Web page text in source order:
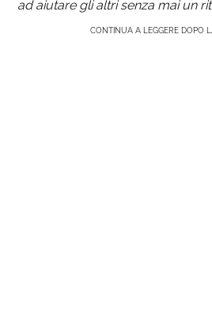
ad aiutare gli altri senza mai un
CONTINUA A LEGGERE DOPO